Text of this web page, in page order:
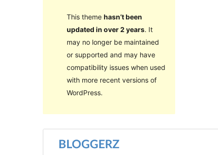
This theme hasn’t been
updated in over 2 years. It
may no longer be maintained
or supported and may have
compatibility issues when used
with more recent versions of
WordPress.